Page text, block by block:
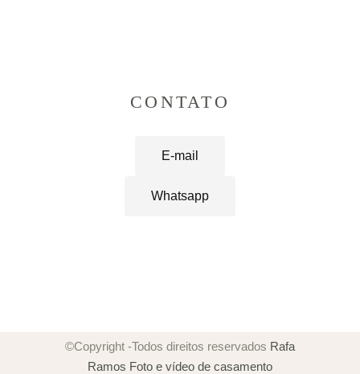
CONTATO
E-mail
Whatsapp
©Copyright -Todos direitos reservados Rafa
Ramos Foto e vídeo de casamento